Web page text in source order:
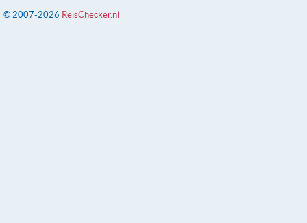
© 2007-2026 ReisChecker.nl